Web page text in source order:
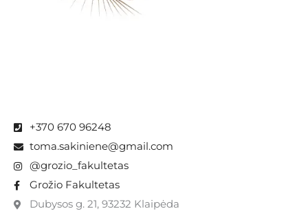
+370 670 96248
toma.sakiniene@gmail.com
@grozio_fakultetas
Grožio Fakultetas
Dubysos g. 21, 93232 Klaipėda